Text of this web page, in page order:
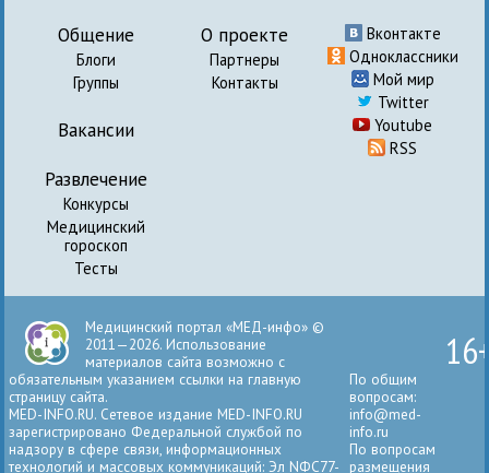
Общение
Блоги
Группы
Вакансии
Развлечение
Конкурсы
Медицинский
гороскоп
Тесты
О проекте
Партнеры
Контакты
Вконтакте
Одноклассники
Мой мир
Twitter
Youtube
RSS
Медицинский портал «МЕД-инфо» ©
2011—2026. Использование
материалов сайта возможно с
обязательным указанием ссылки на главную
страницу сайта.
MED-INFO.RU. Сетевое издание MED-INFO.RU
зарегистрировано Федеральной службой по
надзору в сфере связи, информационных
технологий и массовых коммуникаций: Эл NФС77-
По общим
вопросам:
info@med-
info.ru
По вопросам
размещения